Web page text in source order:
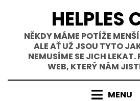
obsahu
HELPLES
NĚKDY MÁME POTÍŽE
ALE AŤ UŽ JSOU TYTO
NEMUSÍME SE JICH LEKAT.
WEB, KTERÝ NÁM
MENU